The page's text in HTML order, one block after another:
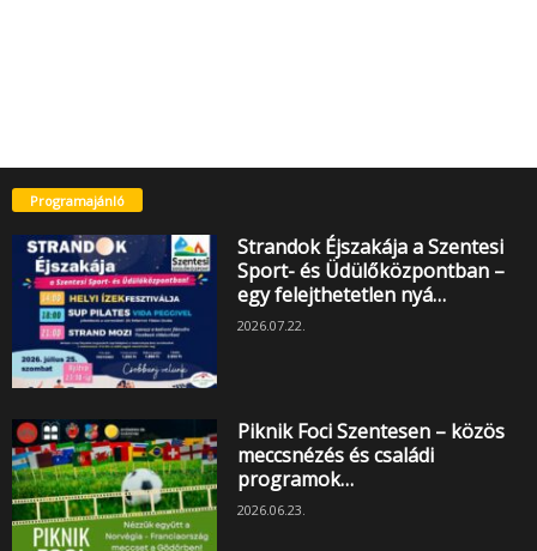
Programajánló
Strandok Éjszakája a Szentesi
Sport- és Üdülőközpontban –
egy felejthetetlen nyá…
2026.07.22.
Piknik Foci Szentesen – közös
meccsnézés és családi
programok…
2026.06.23.